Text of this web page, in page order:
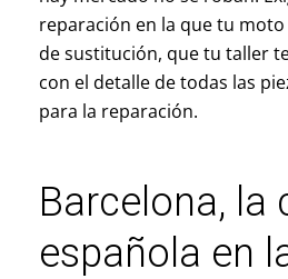
reparación en la que tu
de sustitución, que tu taller
con el detalle de todas las
para la reparación.
Barcelona, la
española en